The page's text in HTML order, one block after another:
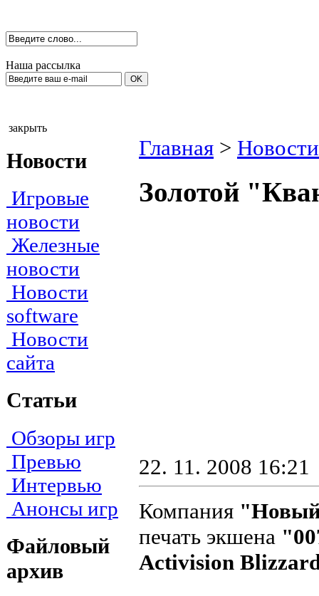
Наша рассылка
закрыть
Новости
Игровые
новости
Железные
новости
Новости
software
Новости
сайта
Статьи
Обзоры игр
Превью
Интервью
Анонсы игр
Файловый
архив
Главная >
Золотой
22. 11. 2008 16:21
Компания
печать экшена
Activision